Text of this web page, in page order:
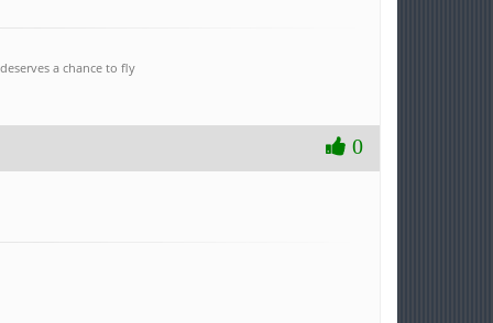
a chance to fly
0